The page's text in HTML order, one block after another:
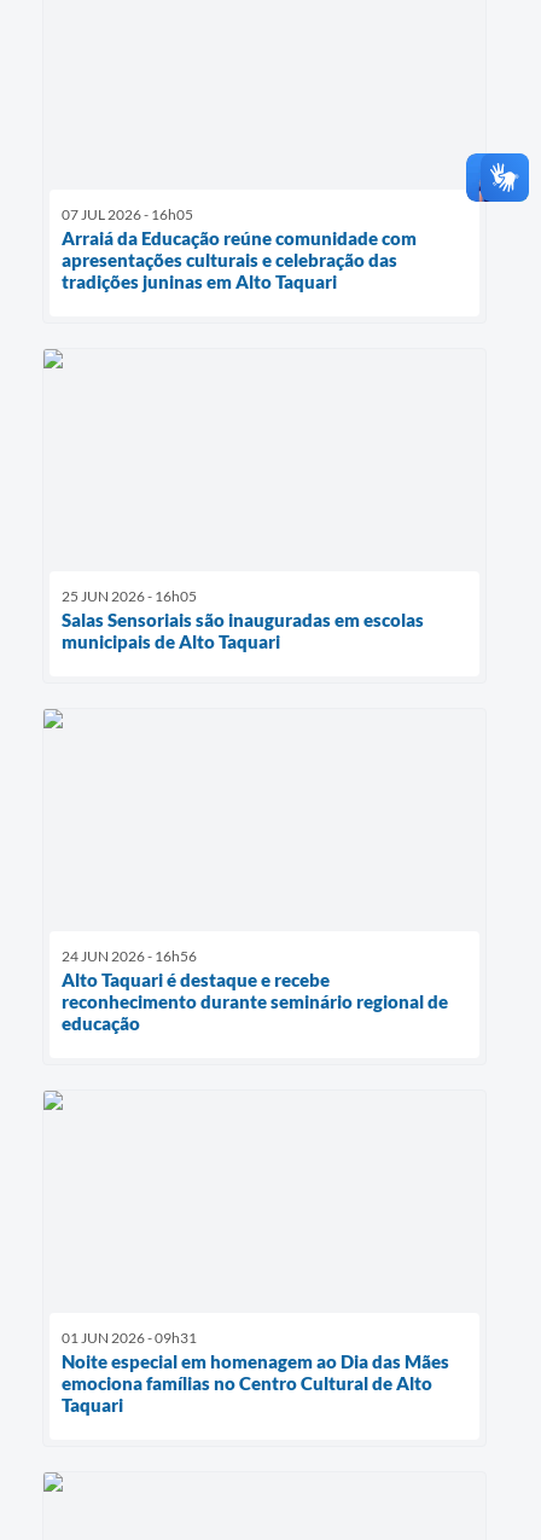
07 JUL 2026 - 16h05
Arraiá da Educação reúne comunidade com
apresentações culturais e celebração das
tradições juninas em Alto Taquari
25 JUN 2026 - 16h05
Salas Sensoriais são inauguradas em escolas
municipais de Alto Taquari
24 JUN 2026 - 16h56
Alto Taquari é destaque e recebe
reconhecimento durante seminário regional de
educação
01 JUN 2026 - 09h31
Noite especial em homenagem ao Dia das Mães
emociona famílias no Centro Cultural de Alto
Taquari